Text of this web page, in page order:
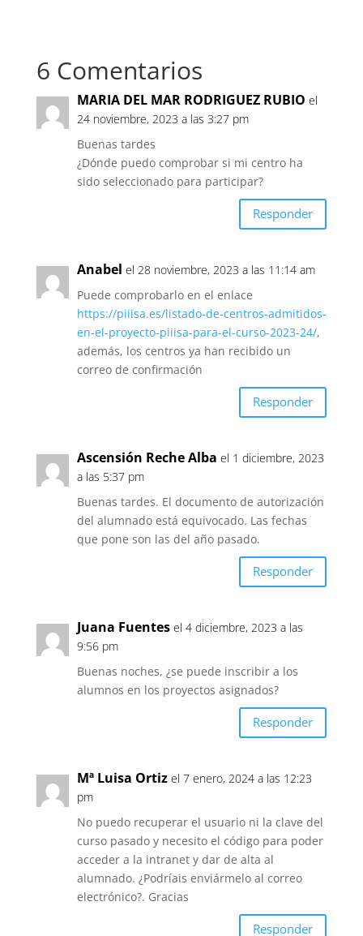
6 Comentarios
MARIA DEL MAR RODRIGUEZ RUBIO el
24 noviembre, 2023 a las 3:27 pm
Buenas tardes
¿Dónde puedo comprobar si mi centro ha
sido seleccionado para participar?
Responder
Anabel el 28 noviembre, 2023 a las 11:14 am
Puede comprobarlo en el enlace
https://piiisa.es/listado-de-centros-admitidos-
en-el-proyecto-piiisa-para-el-curso-2023-24/,
además, los centros ya han recibido un
correo de confirmación
Responder
Ascensión Reche Alba el 1 diciembre, 2023
a las 5:37 pm
Buenas tardes. El documento de autorización
del alumnado está equivocado. Las fechas
que pone son las del año pasado.
Responder
Juana Fuentes el 4 diciembre, 2023 a las
9:56 pm
Buenas noches, ¿se puede inscribir a los
alumnos en los proyectos asignados?
Responder
Mª Luisa Ortiz el 7 enero, 2024 a las 12:23
pm
No puedo recuperar el usuario ni la clave del
curso pasado y necesito el código para poder
acceder a la intranet y dar de alta al
alumnado. ¿Podríais enviármelo al correo
electrónico?. Gracias
Responder